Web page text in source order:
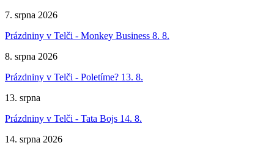
7. srpna 2026
Prázdniny v Telči - Monkey Business 8. 8.
8. srpna 2026
Prázdniny v Telči - Poletíme? 13. 8.
13. srpna
Prázdniny v Telči - Tata Bojs 14. 8.
14. srpna 2026